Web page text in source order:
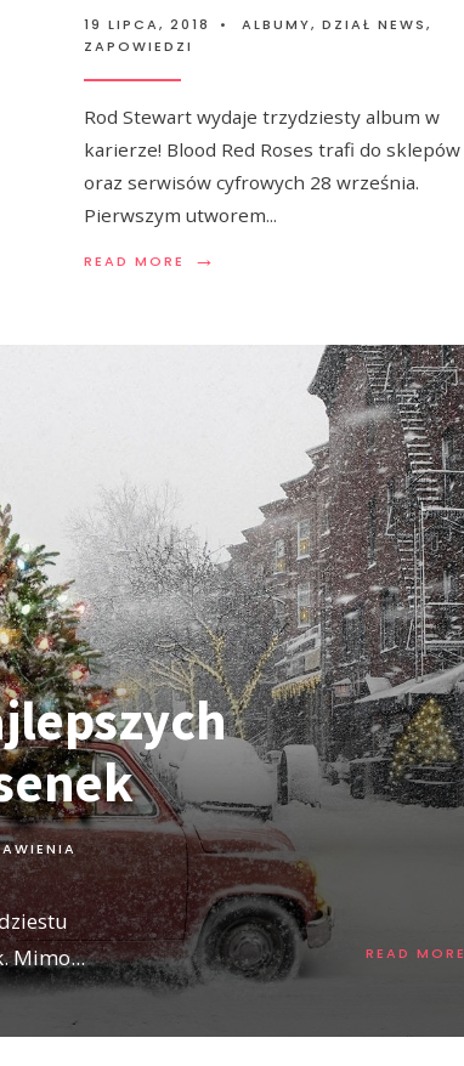
19 LIPCA, 2018 • ALBUMY, DZIAŁ NEWS,
ZAPOWIEDZI
Rod Stewart wydaje trzydziesty album w
karierze! Blood Red Roses trafi do sklepów
oraz serwisów cyfrowych 28 września.
Pierwszym utworem...
READ MORE →
Mimo... READ MORE